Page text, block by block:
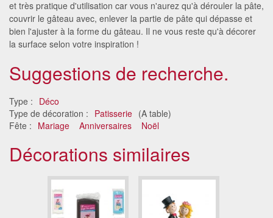
et très pratique d'utilisation car vous n'aurez qu'à dérouler la pâte,
couvrir le gâteau avec, enlever la partie de pâte qui dépasse et
bien l'ajuster à la forme du gâteau. Il ne vous reste qu'à décorer
la surface selon votre inspiration !
Suggestions de recherche.
Type : Déco
Type de décoration : Patisserie (A table)
Fête : Mariage Anniversaires Noël
Décorations similaires